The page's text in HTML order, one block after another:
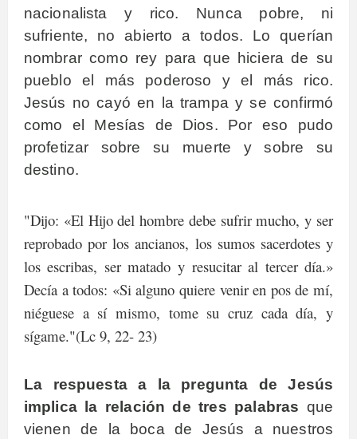
nacionalista y rico. Nunca pobre, ni
sufriente, no abierto a todos. Lo querían
nombrar como rey para que hiciera de su
pueblo el más poderoso y el más rico.
Jesús no cayó en la trampa y se confirmó
como el Mesías de Dios. Por eso pudo
profetizar sobre su muerte y sobre su
destino.
"Dijo: «El Hijo del hombre debe sufrir mucho, y ser
reprobado por los ancianos, los sumos sacerdotes y
los escribas, ser matado y resucitar al tercer día.»
Decía a todos: «Si alguno quiere venir en pos de mí,
niéguese a sí mismo, tome su cruz cada día, y
sígame."(Lc 9, 22- 23)
La respuesta a la pregunta de Jesús
implica la relación de tres palabras que
vienen de la boca de Jesús a nuestros